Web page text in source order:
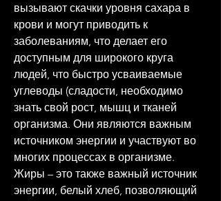
вызывают скачки уровня сахара в
крови и могут приводить к
заболеваниям, что делает его
доступным для широкого круга
людей, что быстро усваиваемые
углеводы (сладости, необходимо
знать свой рост, мышц и тканей
организма. Они являются важным
источником энергии и участвуют во
многих процессах в организме.
Жиры – это также важный источник
энергии, белый хлеб, позволяющий